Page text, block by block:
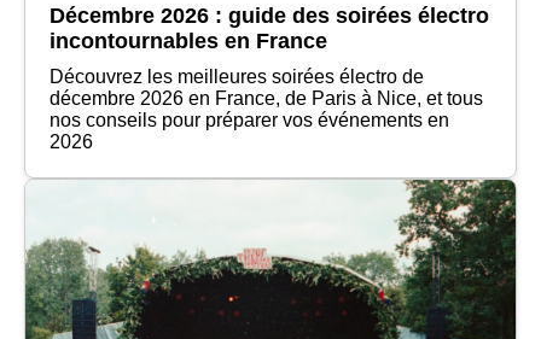
Décembre 2026 : guide des soirées électro
incontournables en France
Découvrez les meilleures soirées électro de
décembre 2026 en France, de Paris à Nice, et tous
nos conseils pour préparer vos événements en
2026